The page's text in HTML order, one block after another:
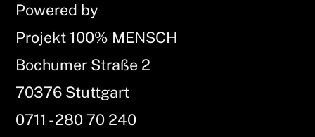
Powered by
Projekt 100% MENSCH
Bochumer Straße 2
70376 Stuttgart
0711 - 280 70 240